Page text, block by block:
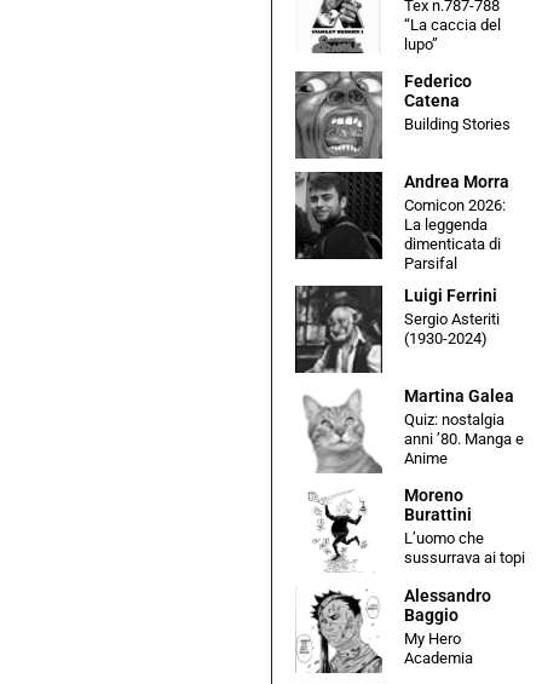
Tex n.787-788
“La caccia del
lupo”
Federico
Catena
Building Stories
Andrea Morra
Comicon 2026:
La leggenda
dimenticata di
Parsifal
Luigi Ferrini
Sergio Asteriti
(1930-2024)
Martina Galea
Quiz: nostalgia
anni ’80. Manga e
Anime
Moreno
Burattini
L’uomo che
sussurrava ai topi
Alessandro
Baggio
My Hero
Academia